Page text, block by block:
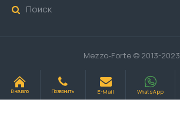
Поиск
Mezzo-Forte © 2013-2023
В начало Позвонить E-Mail WhatsApp